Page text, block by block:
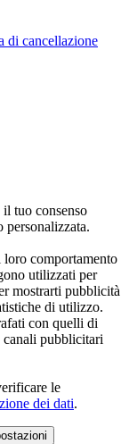
di cancellazione
tuo consenso
comportamento
utilizzati per
mostrarti pubblicità
di utilizzo.
con quelli di
pubblicitari
le
dei dati.